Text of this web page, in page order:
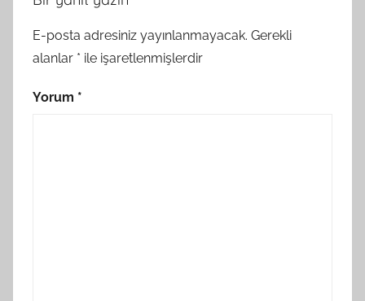
E-posta adresiniz yayınlanmayacak. Gerekli
alanlar * ile işaretlenmişlerdir
Yorum *